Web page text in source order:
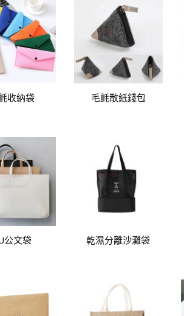
收納袋 毛氈散紙錢包
公文袋 乾濕分離沙灘袋